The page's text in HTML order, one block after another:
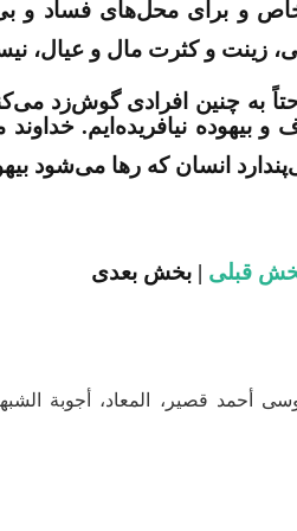
و برای محل‌های فساد و
زینت و کثرت مال و عیال،
به چنین افرادی گوش‌زد
و بیهوده نیافریده‌ایم.
انسان که رها می‌شود
قبلی | بخش بعدی